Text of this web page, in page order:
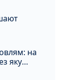
на
яку